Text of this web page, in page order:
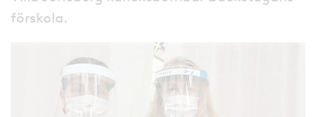
förskola.